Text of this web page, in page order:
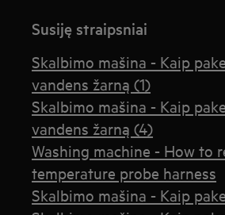
Susiję straipsniai
Skalbimo mašina - Kaip
vandens žarną (1)
Skalbimo mašina - Kaip
vandens žarną (4)
Washing machine - How to
temperature probe harness
Skalbimo mašina - Kaip